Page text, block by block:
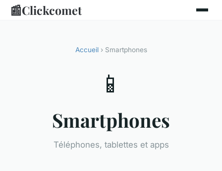
📰Clickcomet
Accueil› Smartphones
📱
Smartphones
Téléphones, tablettes et apps